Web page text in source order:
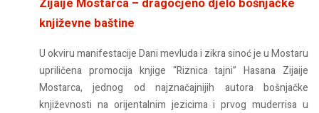
Zijaije Mostarca – dragocjeno djelo bošnjačke
književne baštine
U okviru manifestacije Dani mevluda i zikra sinoć je u Mostaru
upriličena promocija knjige “Riznica tajni” Hasana Zijaije
Mostarca, jednog od najznačajnijih autora bošnjačke
književnosti na orijentalnim jezicima i prvog muderrisa u